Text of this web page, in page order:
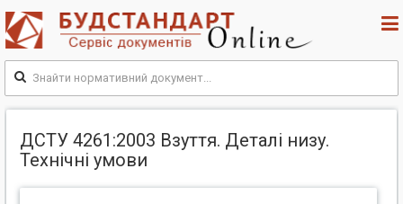
ДСТУ 4261:2003 Взуття. Деталі низу.
Технічні умови